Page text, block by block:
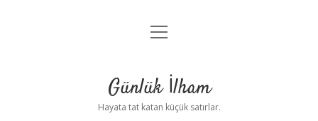
Anasayfa
Yasal Uyarı
menüyü
Günlük İlham
Hayata tat katan küçük satırlar.